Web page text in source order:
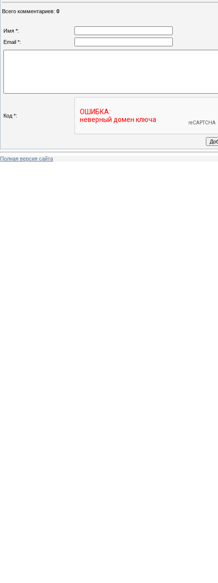
Всего комментариев: 0
Имя *:
Email *:
Код *:
Полная версия сайта